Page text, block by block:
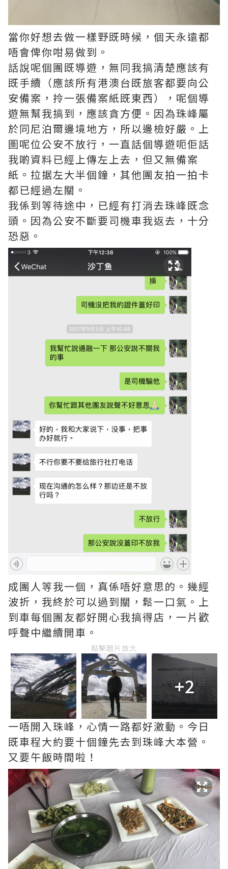
當你好想去做一樣野既時候，個天永遠都
唔會俾你咁易做到。
話說呢個團既導遊，無同我搞清楚應該有
既手續（應該所有港澳台既旅客都要向公
安備案，拎一張備案紙既東西），呢個導
遊無幫我搞到，應該貪方便。因為珠峰屬
於同尼泊爾邊境地方，所以邊檢好嚴。上
圖呢位公安不放行，一直話個導遊呃佢話
我啲資料已經上傳左上去，但又無備案
紙。拉据左大半個鐘，其他團友拍一拍卡
都已經過左關。
我係到等待途中，已經有打消去珠峰既念
頭。因為公安不斷要司機車我返去，十分
恐惡。
成團人等我一個，真係唔好意思的。幾經
波折，我終於可以過到關，鬆一口氣。上
到車每個團友都好開心我搞得店，一片歡
呼聲中繼續開車。
點擊圖片放大
+2
一唔開入珠峰，心情一路都好激動。今日
既車程大約要十個鐘先去到珠峰大本營。
又要午飯時間啦！